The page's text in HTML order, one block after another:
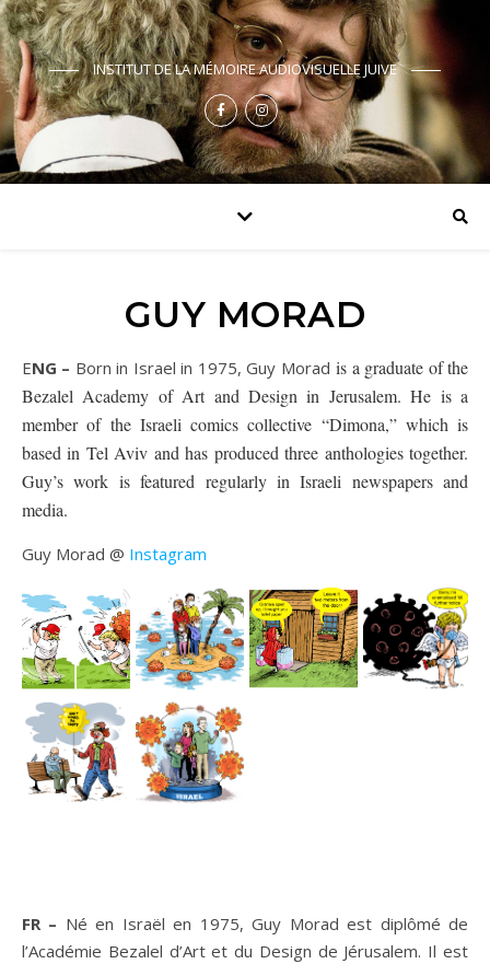
INSTITUT DE LA MÉMOIRE AUDIOVISUELLE JUIVE
GUY MORAD
ENG – Born in Israel in 1975, Guy Morad is a graduate of the
Bezalel Academy of Art and Design in Jerusalem. He is a
member of the Israeli comics collective “Dimona,” which is
based in Tel Aviv and has produced three anthologies together.
Guy’s work is featured regularly in Israeli newspapers and
media.
Guy Morad @ Instagram
FR – Né en Israël en 1975, Guy Morad est diplômé de
l’Académie Bezalel d’Art et du Design de Jérusalem. Il est